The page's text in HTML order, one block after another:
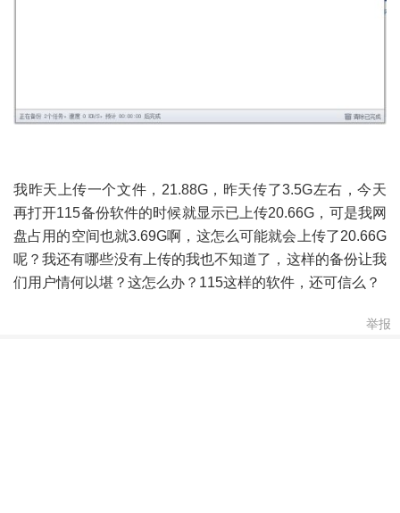
我昨天上传一个文件，21.88G，昨天传了3.5G左右，今天
再打开115备份软件的时候就显示已上传20.66G，可是我网
盘占用的空间也就3.69G啊，这怎么可能就会上传了20.66G
呢？我还有哪些没有上传的我也不知道了，这样的备份让我
们用户情何以堪？这怎么办？115这样的软件，还可信么？
举报